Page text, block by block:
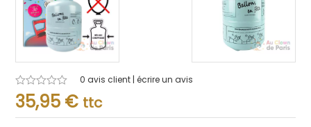
Note
0.001
0 avis client | écrire un avis
35,95 € ttc